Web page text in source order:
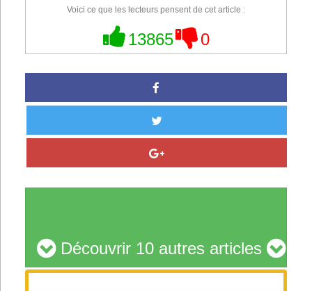
Voici ce que les lecteurs pensent de cet article :
13865 0
Découvrir 10 autres articles